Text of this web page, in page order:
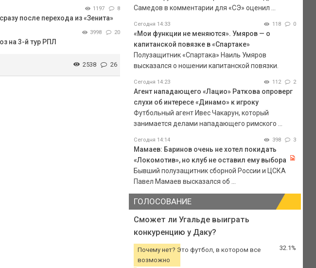
1197 8
после перехода из «Зенита»
3998 20
на 3-й тур РПЛ
2538 26
Самедов в комментарии для «СЭ» оценил ...
Сегодня 14:33 118 0
«Мои функции не меняются». Умяров — о
капитанской повязке в «Спартаке»
Полузащитник «Спартака» Наиль Умяров
высказался о ношении капитанской повязки.
Сегодня 14:23 112 2
Агент нападающего «Лацио» Раткова опроверг
слухи об интересе «Динамо» к игроку
Футбольный агент Ивес Чакарун, который
занимается делами нападающего римского ...
Сегодня 14:14 398 3
Мамаев: Баринов очень не хотел покидать
«Локомотив», но клуб не оставил ему выбора
Бывший полузащитник сборной России и ЦСКА
Павел Мамаев высказался об ...
ГОЛОСОВАНИЕ
Сможет ли Угальде выиграть
конкуренцию у Даку?
Почему нет? Это футбол, в котором все
возможно
32.1%